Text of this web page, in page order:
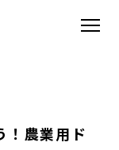
！農業用ド